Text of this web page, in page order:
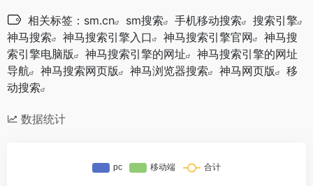
相关标签： sm.cn sm搜索 手机移动搜索
搜索引擎
神马搜索
神马搜索引擎入口 神马搜索引擎官网
神马搜
索引擎电脑版
神马搜索引擎的网址
神马搜索引擎的网址
导航
神马搜索网页版 神马浏览器搜索 神马网页版
移
动搜索
数据统计